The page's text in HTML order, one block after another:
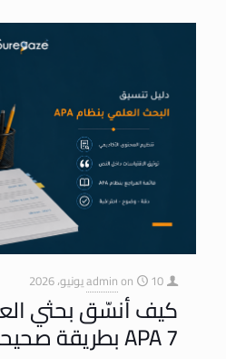
adminon 10 يونيو، 2026
كيف أنسّق بحثي
APA 7 بطريقة صحيحة